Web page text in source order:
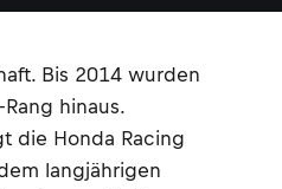
Bis 2014 wurden
hinaus.
die Honda Racing
langjährigen